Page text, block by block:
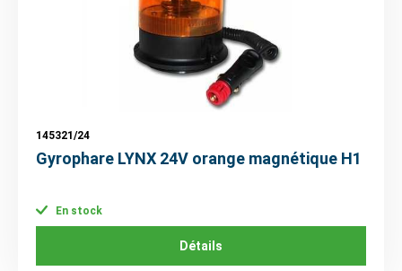
145321/24
Gyrophare LYNX 24V orange magnétique H1
En stock
Détails